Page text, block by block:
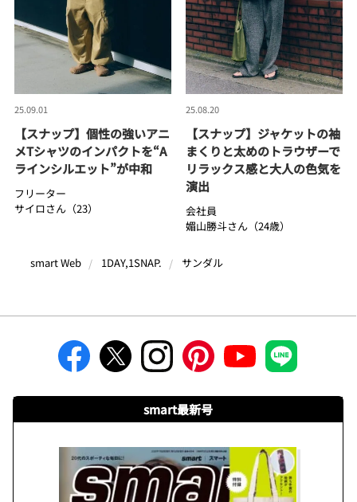
25.09.01
【スナップ】個性の強いアニ
メTシャツのインパクトを“A
ラインシルエット”が中和
フリーター
サイロさん（23）
25.08.20
【スナップ】ジャケットの袖
まくりと太めのトラウザーで
リラックス感と大人の色気を
演出
会社員
媚山勝斗さん（24歳）
smart Web 1DAY,1SNAP. サンダル
smart最新号